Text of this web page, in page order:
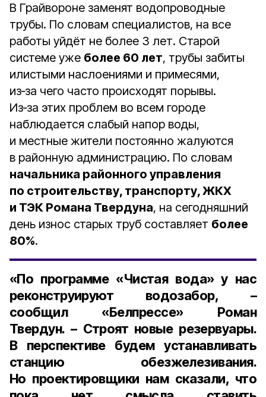
В Грайвороне заменят водопроводные
трубы. По словам специалистов, на все
работы уйдёт не более 3 лет. Старой
системе уже более 60 лет, трубы забиты
илистыми наслоениями и примесями,
из‑за чего часто происходят порывы.
Из‑за этих проблем во всем городе
наблюдается слабый напор воды,
и местные жители постоянно жалуются
в районную администрацию. По словам
начальника районного управления
по строительству, транспорту, ЖКХ
и ТЭК Романа Твердуна, на сегодняшний
день износ старых труб составляет более
80%.
«По программе «Чистая вода» у нас
реконструируют водозабор, –
сообщил «Белпрессе» Роман
Твердун. – Строят новые резервуары.
В перспективе будем устанавливать
станцию обезжелезивания.
Но проектировщики нам сказали, что